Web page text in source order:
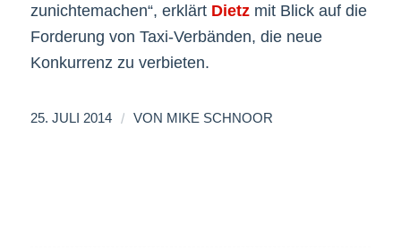
zunichtemachen“, erklärt Dietzmit Blick auf die
Forderung von Taxi-Verbänden, die neue
Konkurrenz zu verbieten.
25. JULI 2014 / VON MIKE SCHNOOR